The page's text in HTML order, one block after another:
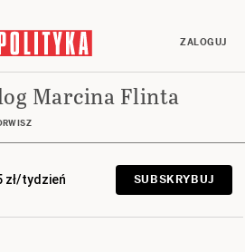
ZALOGUJ
Marcina Flinta
zł/tydzień SUBSKRYBUJ